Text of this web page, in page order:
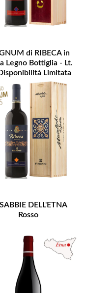
di RIBECA in
Legno Bottiglia - Lt.
Limitata
SABBIE DELL'ETNA
Rosso